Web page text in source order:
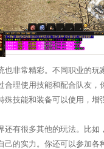
也非常精彩。不同职业的玩
合理使用技能和配合队友，
殊技能和装备可以使用，增
还有很多其他的玩法。比如
己的实力。你还可以参加各